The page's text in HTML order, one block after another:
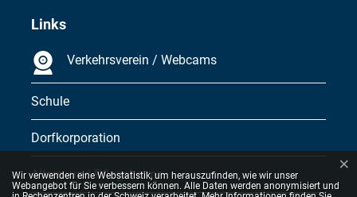
Links
Verkehrsverein / Webcams
Schule
Dorfkorporation
Alters- und Pflegeheime
Webstatistik
Wir verwenden eine Webstatistik, um herauszufinden, wie wir unser
Webangebot für Sie verbessern können. Alle Daten werden anonymisiert und
×